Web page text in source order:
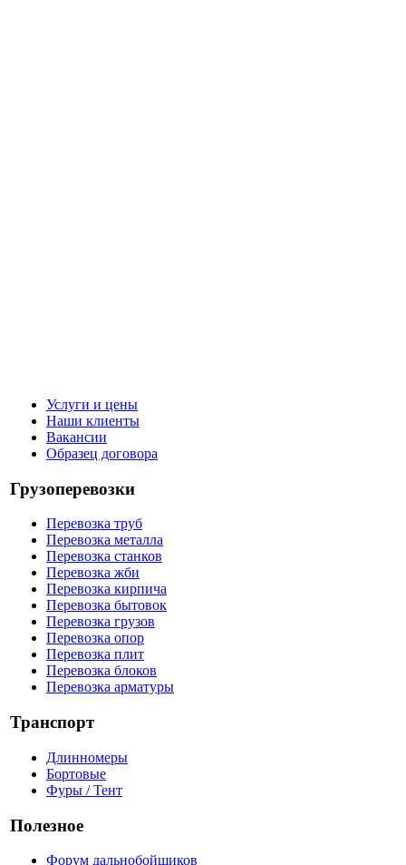
Услуги и цены
Наши клиенты
Вакансии
Образец договора
Грузоперевозки
Перевозка труб
Перевозка металла
Перевозка станков
Перевозка жби
Перевозка кирпича
Перевозка бытовок
Перевозка грузов
Перевозка опор
Перевозка плит
Перевозка блоков
Перевозка арматуры
Транспорт
Длинномеры
Бортовые
Фуры / Тент
Полезное
Форум дальнобойщиков